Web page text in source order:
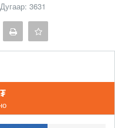
Дугаар: 3631